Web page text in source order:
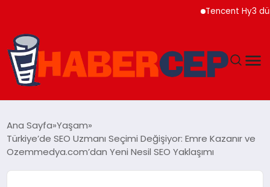
Tencent Hy3 dünya
GÜNDEM
Ana Sayfa Yaşam
Türkiye’de SEO Uzmanı Seçimi Değişiyor: Emre Kazanır ve
Ozemmedya.com’dan Yeni Nesil SEO Yaklaşımı